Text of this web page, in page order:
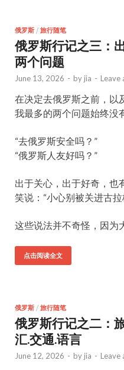
俄罗斯 / 旅行随笔
俄罗斯行记之三：
两个问题
June 13, 2026 - by jia - Leave
在决定去俄罗斯之前，以
我最多的两个问题始终没
“去俄罗斯安全吗？”
“俄罗斯人友好吗？”
出于关心，出于好奇，也
笑说：“小心别被关进古拉
这些说法并不奇怪，因为
点击阅读全文
俄罗斯 / 旅行随笔
俄罗斯行记之二：
汇.交通.语言
June 12, 2026 - by jia - Leave